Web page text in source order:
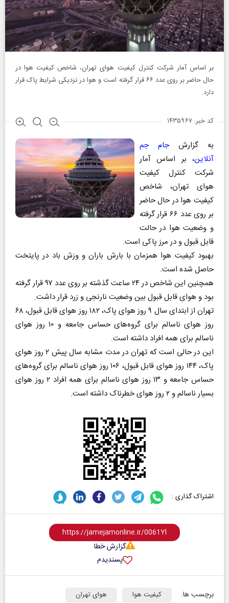
بر اساس آمار شرکت کنترل کیفیت هوای تهران، شاخص کیفیت هوا در
حال حاضر بر روی عدد ۶۶ قرار گرفته است و هوا در نزدیکی شرایط پاک قرار
دارد.
کد خبر: ۱۴۳۵۹۶۷
به گزارشجام جم
آنلاین، بر اساس آمار
شرکت کنترل کیفیت
هوای تهران، شاخص
کیفیت هوا در حال حاضر
بر روی عدد ۶۶ قرار گرفته
و وضعیت هوا در حالت
قابل قبول و در مرز پاکی است.
بهبود کیفیت هوا همزمان با بارش باران و وزش باد در پایتخت
حاصل شده است.
همچنین این شاخص در ۲۴ ساعت گذشته بر روی عدد ۹۷ قرار گرفته
بود و هوای قابل قبول بین وضعیت نارنجی و زرد قرار داشت.
تهران از ابتدای سال ۹ روز هوای پاک، ۱۸۲ روز هوای قابل قبول، ۶۸
روز هوای ناسالم برای گروه‌های حساس جامعه و ۱۰ روز هوای
ناسالم برای همه افراد داشته است.
این در حالی است که تهران در مدت مشابه سال پیش ۲ روز هوای
پاک، ۱۴۴ روز هوای قابل قبول، ۱۰۶ روز هوای ناسالم برای گروه‌های
حساس جامعه و ۱۳ روز هوای ناسالم برای همه افراد ۲ روز هوای
بسیار ناسالم و ۲ روز هوای خطرناک داشته است.
اشتراک گذاری :
گزارش خطا
پسندیدم
برچسب ها: کیفیت هوا
هوای تهران